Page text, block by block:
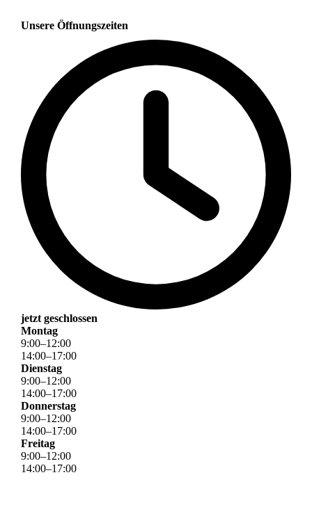
Unsere Öffnungszeiten
jetzt geschlossen
Montag
9:00–12:00
14:00–17:00
Dienstag
9:00–12:00
14:00–17:00
Donnerstag
9:00–12:00
14:00–17:00
Freitag
9:00–12:00
14:00–17:00